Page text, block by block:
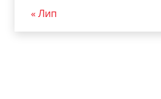
« Лип